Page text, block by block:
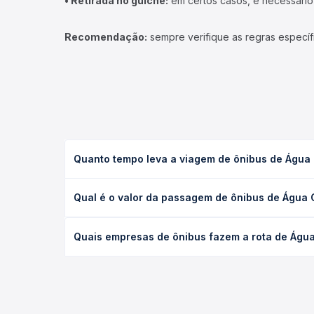
Recomendação: sempre verifique as regras
Quanto tempo leva a viagem de ônibus de
executivo ou leito) e as condições de tráfego. Na
Qual é o valor da passagem de ônibus de Água
poltrona e a antecedência da compra. Na Quero
Quais empresas de ônibus fazem a rota de